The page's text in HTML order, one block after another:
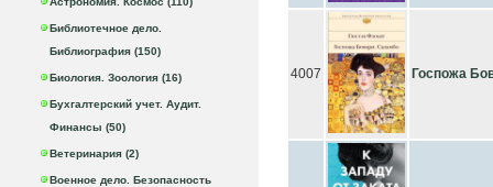
Библиотечное дело.
Библиография (150)
Биология. Зоология (16)
Бухгалтерский учет. Аудит.
Финансы (50)
Ветеринария (2)
Военное дело. Безопасность
4007 Госпожа